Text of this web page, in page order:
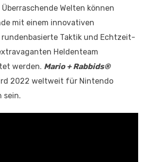
Welten können
mit einem innovativen
rundenbasierte Taktik und Echtzeit-
Heldenteam
werden. Mario + Rabbids®
2022 weltweit für Nintendo
sein.